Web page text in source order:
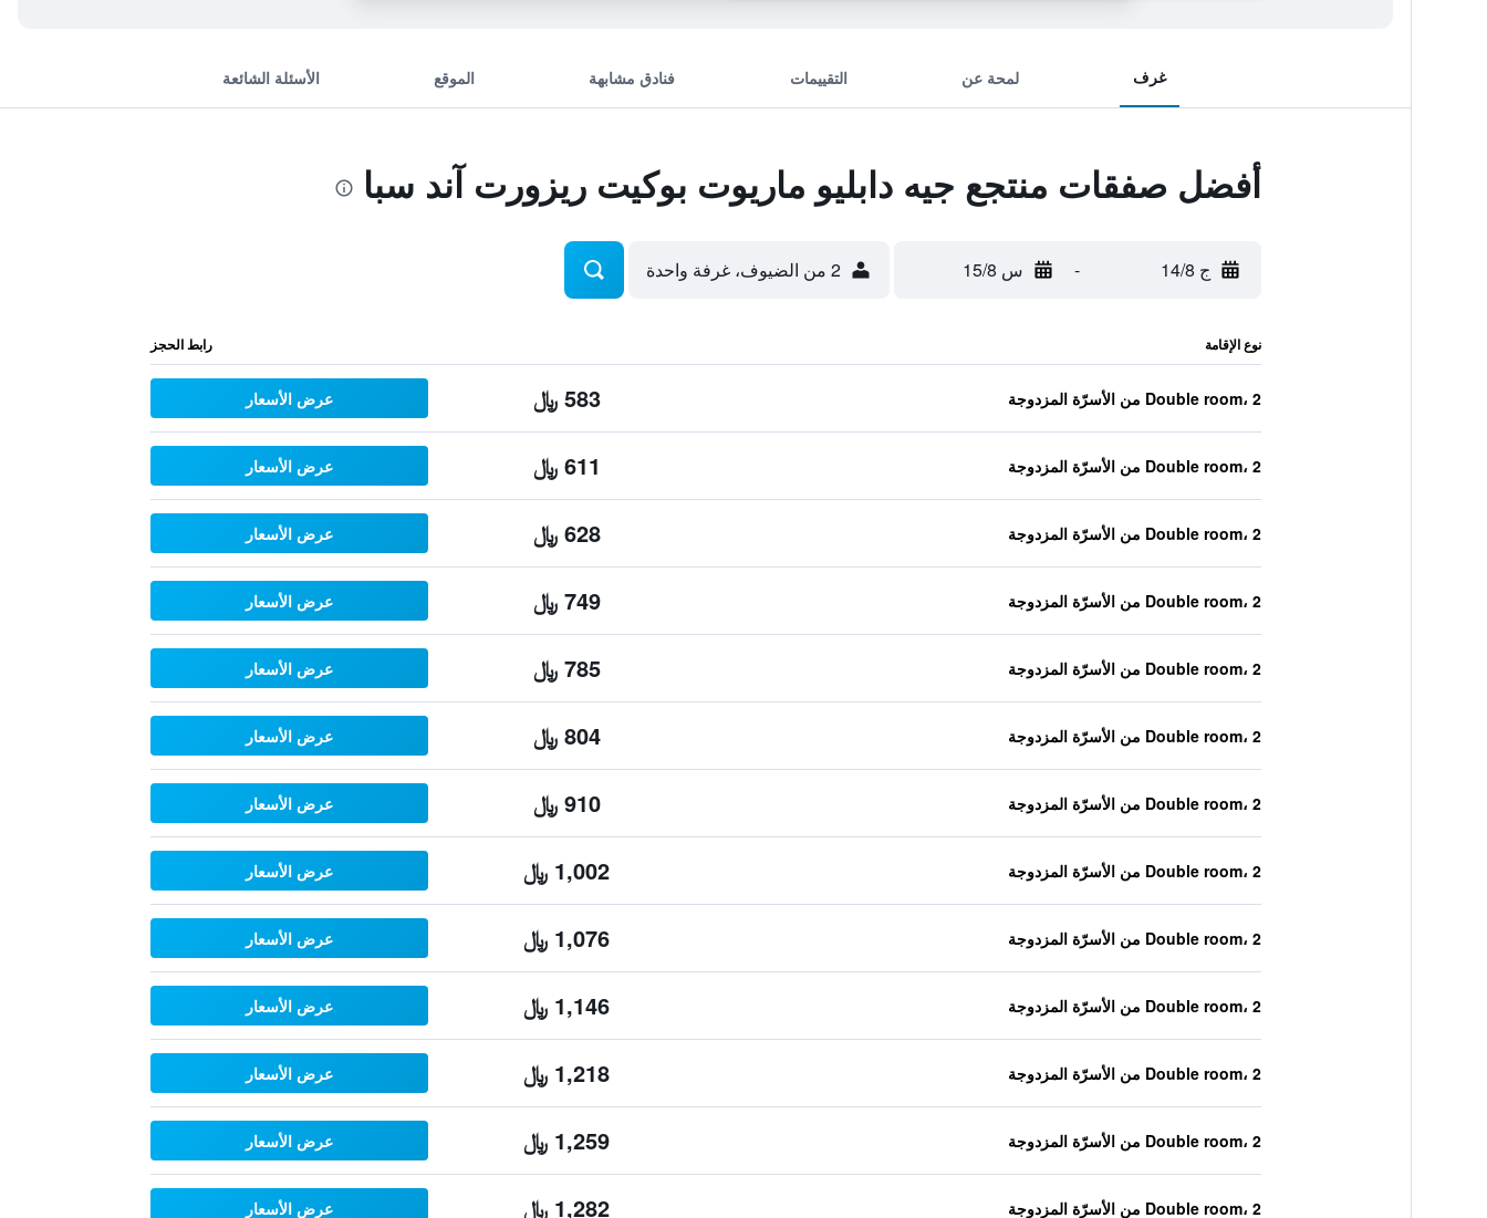
غرف لمحة عن التقييمات فنادق مشابهة الموقع الأسئلة الشائعة
أفضل صفقات منتجع جيه دابليو ماريوت بوكيت ريزورت آند سبا
ج 14/8 - س 15/8 2 من الضيوف، غرفة واحدة
نوع الإقامة رابط الحجز
Double room، 2 من الأسرّة المزدوجة 583 ﷼ عرض الأسعار
Double room، 2 من الأسرّة المزدوجة 611 ﷼ عرض الأسعار
Double room، 2 من الأسرّة المزدوجة 628 ﷼ عرض الأسعار
Double room، 2 من الأسرّة المزدوجة 749 ﷼ عرض الأسعار
Double room، 2 من الأسرّة المزدوجة 785 ﷼ عرض الأسعار
Double room، 2 من الأسرّة المزدوجة 804 ﷼ عرض الأسعار
Double room، 2 من الأسرّة المزدوجة 910 ﷼ عرض الأسعار
Double room، 2 من الأسرّة المزدوجة 1,002 ﷼ عرض الأسعار
Double room، 2 من الأسرّة المزدوجة 1,076 ﷼ عرض الأسعار
Double room، 2 من الأسرّة المزدوجة 1,146 ﷼ عرض الأسعار
Double room، 2 من الأسرّة المزدوجة 1,218 ﷼ عرض الأسعار
Double room، 2 من الأسرّة المزدوجة 1,259 ﷼ عرض الأسعار
Double room، 2 من الأسرّة المزدوجة 1,282 ﷼ عرض الأسعار